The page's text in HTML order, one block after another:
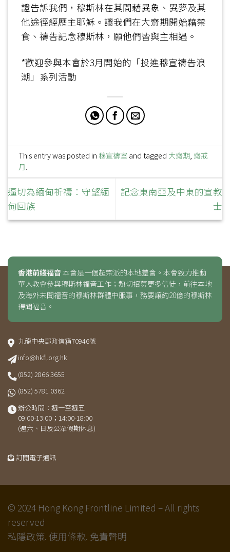
證告訴我們，穆斯林在其間藉異象、異夢及其
他途徑經歷主耶穌。讓我們在大齋期開始藉禁
食、禱告記念穆斯林，願他們皆與主相遇。
*歡迎參與本會於3月開始的「投進穆宣禱告浪
潮」系列活動
This entry was posted in穆宣禱室 and tagged 大齋期, 齋戒
月.
逼切為緬甸祈禱：守望緬
甸回族
記念東南亞及中東的宣教
士
香港前綫福音本會是一個超宗派的本地差會。本會致力推動
華人教會參與穆斯林福音工作；熱切招募更多信徒，前往本地
及海外未聞福音的穆斯林群體中服事，務要讓約20億的穆斯林
得聞福音。
九龍中央郵政信箱70946號
info@hkfl.org.hk
(852) 2866 3655
(852) 5781 0362
辦公時間：週一至週五
09:00-13:00；14:00-18:00
(週六、日及公眾假期休息)
訂閱電子通訊
© 2024 Hong Kong Frontline Limited – All rights
reserved
私隱政策. 使用條款. 免責聲明